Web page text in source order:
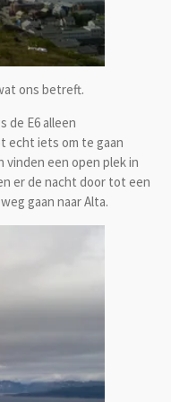
ons betreft.
de E6 alleen
echt iets om te gaan
vinden een open plek in
er de nacht door tot een
gaan naar Alta.